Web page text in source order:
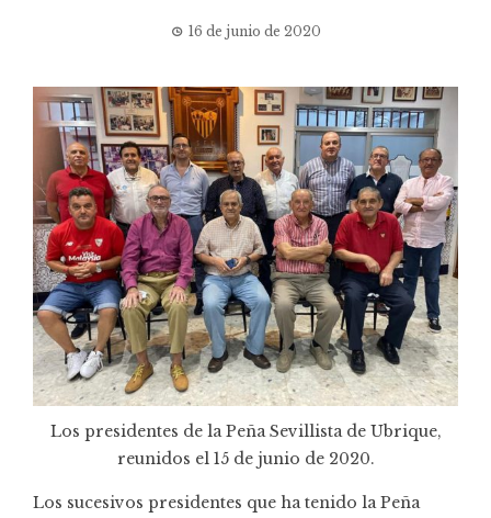
16 de junio de 2020
Los presidentes de la Peña Sevillista de Ubrique,
reunidos el 15 de junio de 2020.
Los sucesivos presidentes que ha tenido la Peña